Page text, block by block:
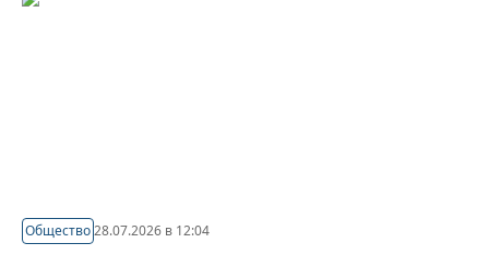
Общество28.07.2026 в 12:04